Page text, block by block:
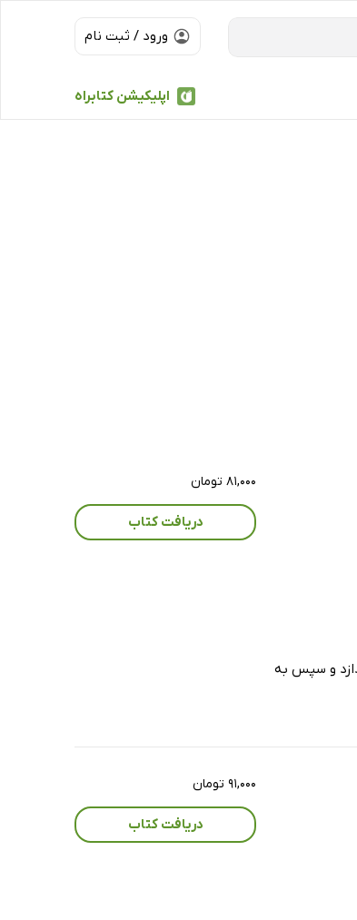
ورود / ثبت نام
اپلیکیشن کتابراه
و سپس به
۸۱,۰۰۰ تومان
دریافت کتاب
۹۱,۰۰۰ تومان
دریافت کتاب